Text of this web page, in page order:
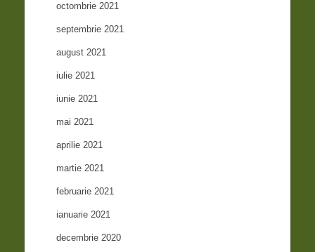
octombrie 2021
septembrie 2021
august 2021
iulie 2021
iunie 2021
mai 2021
aprilie 2021
martie 2021
februarie 2021
ianuarie 2021
decembrie 2020